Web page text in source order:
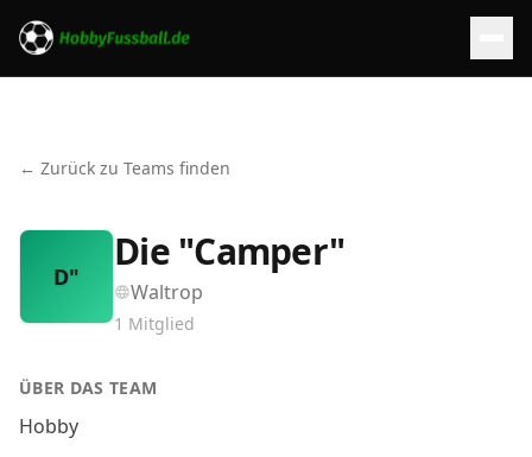
← Zurück zu Teams finden
D"
Die "Camper"
Waltrop
1 Mitglied
ÜBER DAS TEAM
Hobby